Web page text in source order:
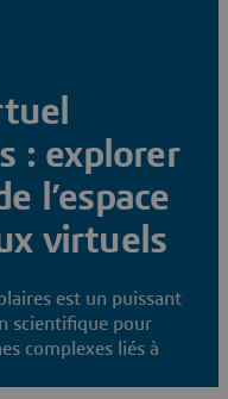
: explorer
l’espace
virtuels
est un puissant
scientifique pour
complexes liés à